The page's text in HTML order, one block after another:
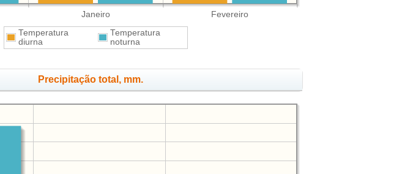
Janeiro Fevereiro
Temperatura
diurna
Temperatura
noturna
Precipitação total, mm.